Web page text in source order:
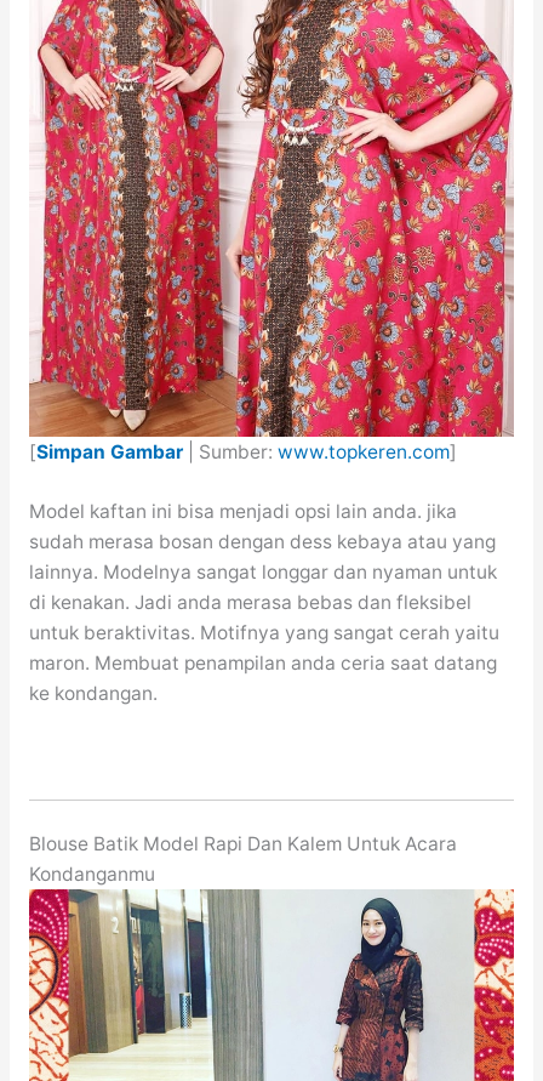
[Simpan Gambar| Sumber: www.topkeren.com]
Model kaftan ini bisa menjadi opsi lain anda. jika
sudah merasa bosan dengan dess kebaya atau yang
lainnya. Modelnya sangat longgar dan nyaman untuk
di kenakan. Jadi anda merasa bebas dan fleksibel
untuk beraktivitas. Motifnya yang sangat cerah yaitu
maron. Membuat penampilan anda ceria saat datang
ke kondangan.
Blouse Batik Model Rapi Dan Kalem Untuk Acara
Kondanganmu